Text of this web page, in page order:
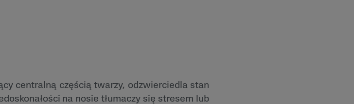
centralną częścią twarzy, odzwierciedla stan
na nosie tłumaczy się stresem lub